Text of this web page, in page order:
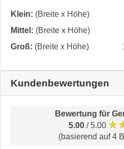
Klein: (Breite x Höhe)
Mittel: (Breite x Höhe)
Groß: (Breite x Höhe)
Kundenbewertungen
Bewertung für
5.00 / 5.00
(basierend auf 4